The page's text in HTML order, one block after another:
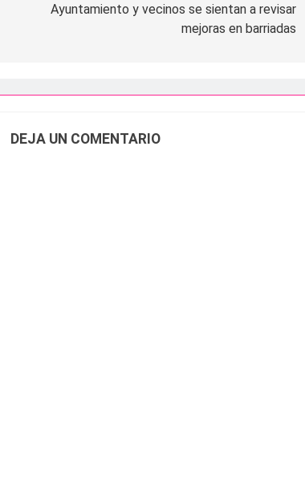
Ayuntamiento y vecinos se sientan a revisar
mejoras en barriadas
DEJA UN COMENTARIO